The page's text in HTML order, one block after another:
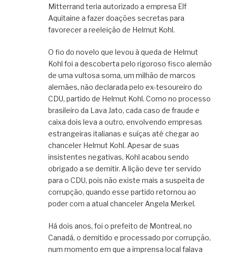
Mitterrand teria autorizado a empresa Elf
Aquitaine a fazer doações secretas para
favorecer a reeleição de Helmut Kohl.
O fio do novelo que levou à queda de Helmut
Kohl foi a descoberta pelo rigoroso fisco alemão
de uma vultosa soma, um milhão de marcos
alemães, não declarada pelo ex-tesoureiro do
CDU, partido de Helmut Kohl. Como no processo
brasileiro da Lava Jato, cada caso de fraude e
caixa dois leva a outro, envolvendo empresas
estrangeiras italianas e suíças até chegar ao
chanceler Helmut Kohl. Apesar de suas
insistentes negativas, Kohl acabou sendo
obrigado a se demitir. A lição deve ter servido
para o CDU, pois não existe mais a suspeita de
corrupção, quando esse partido retornou ao
poder com a atual chanceler Angela Merkel.
Há dois anos, foi o prefeito de Montreal, no
Canadá, o demitido e processado por corrupção,
num momento em que a imprensa local falava